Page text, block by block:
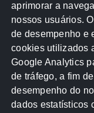
NUVEM DE
Acontece na Rede
Atricon
CREA-MT
aprimorar a
nossos usuários.
de desempenho e
cookies utilizados
Google Analytics
de tráfego, a fim
desempenho do
dados estatísticos